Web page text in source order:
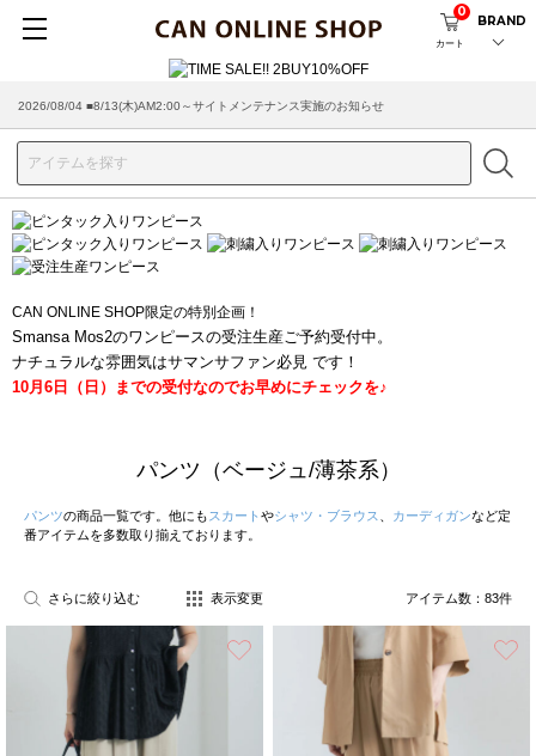
カート
0
BRAND
2026/08/04 ■8/13(木)AM2:00～サイトメンテナンス実施のお知らせ
2026/07/29 ■【お知らせ】ヤマト運輸の配送遅延・停止について
CAN ONLINE SHOP限定の特別企画！
Smansa Mos2のワンピースの受注生産ご予約受付中。
ナチュラルな雰囲気はサマンサファン必見 です！
10月6日（日）までの受付なのでお早めにチェックを♪
パンツ（ベージュ/薄茶系）
パンツの商品一覧です。他にも スカート やシャツ・ブラウス カーディガンなど定
番アイテムを多数取り揃えております。
さらに絞り込む 表示変更 アイテム数： 83件